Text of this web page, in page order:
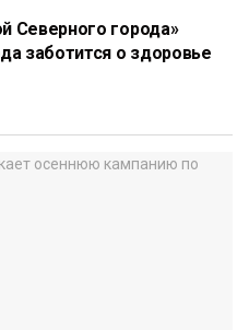
Северного города»
заботится о здоровье